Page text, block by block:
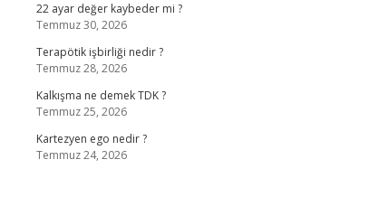
22 ayar değer kaybeder mi ?
Temmuz 30, 2026
Terapötik işbirliği nedir ?
Temmuz 28, 2026
Kalkışma ne demek TDK ?
Temmuz 25, 2026
Kartezyen ego nedir ?
Temmuz 24, 2026